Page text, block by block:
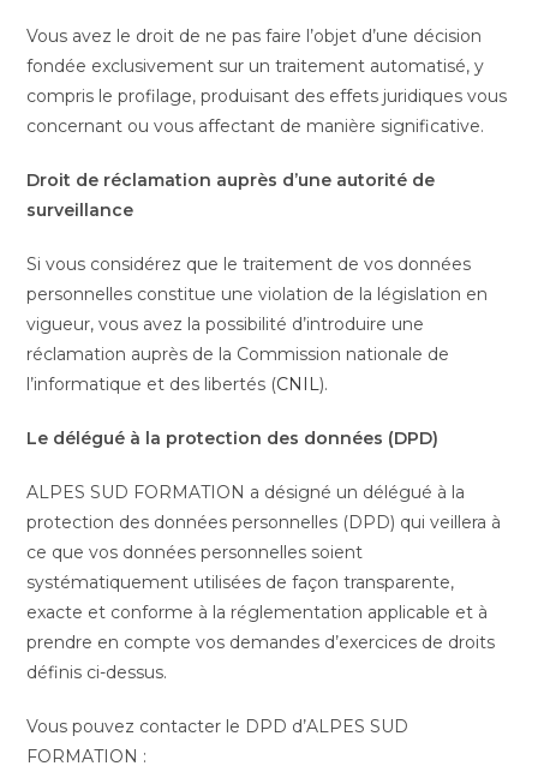
Vous avez le droit de ne pas faire l’objet d’une décision
fondée exclusivement sur un traitement automatisé, y
compris le profilage, produisant des effets juridiques vous
concernant ou vous affectant de manière significative.
Droit de réclamation auprès d’une autorité de
surveillance
Si vous considérez que le traitement de vos données
personnelles constitue une violation de la législation en
vigueur, vous avez la possibilité d’introduire une
réclamation auprès de la Commission nationale de
l’informatique et des libertés (CNIL).
Le délégué à la protection des données (DPD)
ALPES SUD FORMATION a désigné un délégué à la
protection des données personnelles (DPD) qui veillera à
ce que vos données personnelles soient
systématiquement utilisées de façon transparente,
exacte et conforme à la réglementation applicable et à
prendre en compte vos demandes d’exercices de droits
définis ci-dessus.
Vous pouvez contacter le DPD d’ALPES SUD
FORMATION :